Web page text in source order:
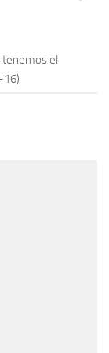
tenemos el
16)